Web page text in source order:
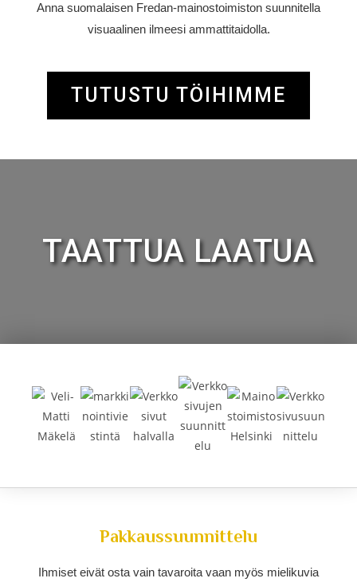
Anna suomalaisen Fredan-mainostoimiston suunnitella
visuaalinen ilmeesi ammattitaidolla.
TUTUSTU TÖIHIMME
TAATTUA LAATUA
Pakkaussuunnittelu
Ihmiset eivät osta vain tavaroita vaan myös mielikuvia